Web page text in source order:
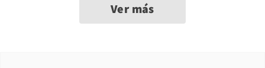
Ver más